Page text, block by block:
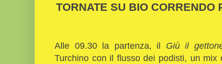
TORNATE SU BIO CORRENDO
Alle 09.30 la partenza, il Giù il
Turchino con il flusso dei podisti, un